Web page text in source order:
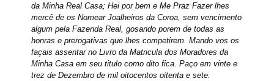
da Minha Real Casa; Hei por bem e Me Praz Fazer lhes
mercê de os Nomear Joalheiros da Coroa, sem vencimento
algum pela Fazenda Real, gosando porem de todas as
honras e prerogativas que lhes competirem. Mando vos os
façais assentar no Livro da Matricula dos Moradores da
Minha Casa em seu titulo como dito fica. Paço em vinte e
trez de Dezembro de mil oitocentos oitenta e sete.